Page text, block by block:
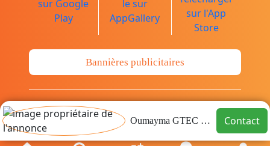
Oumayma GTEC GROUP Contact
Bannières publicitaires
© Copyright 2014-2026 Cava.tn Limited Tous
les droits sont réservés.